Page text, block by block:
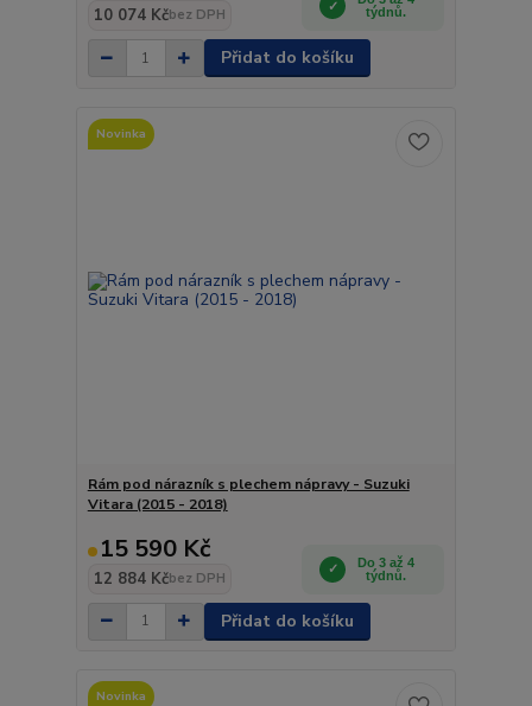
10 074 Kčbez DPH
týdnů.
Přidat do košíku
Novinka
Rám pod nárazník s plechem nápravy - Suzuki
Vitara (2015 - 2018)
15 590 Kč
12 884 Kčbez DPH
Do 3 až 4
týdnů.
Přidat do košíku
Novinka